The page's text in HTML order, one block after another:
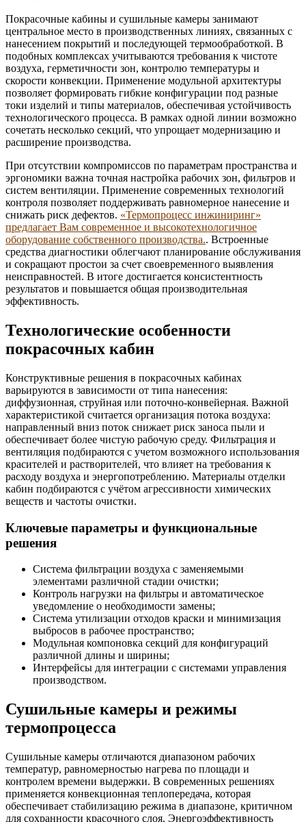
Покрасочные кабины и сушильные камеры занимают
центральное место в производственных линиях, связанных с
нанесением покрытий и последующей термообработкой. В
подобных комплексах учитываются требования к чистоте
воздуха, герметичности зон, контролю температуры и
скорости конвекции. Применение модульной архитектуры
позволяет формировать гибкие конфигурации под разные
токи изделий и типы материалов, обеспечивая устойчивость
технологического процесса. В рамках одной линии возможно
сочетать несколько секций, что упрощает модернизацию и
расширение производства.
При отсутствии компромиссов по параметрам пространства и
эргономики важна точная настройка рабочих зон, фильтров и
систем вентиляции. Применение современных технологий
контроля позволяет поддерживать равномерное нанесение и
снижать риск дефектов. «Термопроцесс инжиниринг»
предлагает Вам современное и высокотехнологичное
оборудование собственного производства.. Встроенные
средства диагностики облегчают планирование обслуживания
и сокращают простои за счет своевременного выявления
неисправностей. В итоге достигается консистентность
результатов и повышается общая производительная
эффективность.
Технологические особенности
покрасочных кабин
Конструктивные решения в покрасочных кабинах
варьируются в зависимости от типа нанесения:
диффузионная, струйная или поточно‑конвейерная. Важной
характеристикой считается организация потока воздуха:
направленный вниз поток снижает риск заноса пыли и
обеспечивает более чистую рабочую среду. Фильтрация и
вентиляция подбираются с учетом возможного использования
красителей и растворителей, что влияет на требования к
расходу воздуха и энергопотреблению. Материалы отделки
кабин подбираются с учётом агрессивности химических
веществ и частоты очистки.
Ключевые параметры и функциональные
решения
Система фильтрации воздуха с заменяемыми
элементами различной стадии очистки;
Контроль нагрузки на фильтры и автоматическое
уведомление о необходимости замены;
Система утилизации отходов краски и минимизация
выбросов в рабочее пространство;
Модульная компоновка секций для конфигураций
различной длины и ширины;
Интерфейсы для интеграции с системами управления
производством.
Сушильные камеры и режимы
термопроцесса
Сушильные камеры отличаются диапазоном рабочих
температур, равномерностью нагрева по площади и
контролем времени выдержки. В современных решениях
применяется конвекционная теплопередача, которая
обеспечивает стабилизацию режима в диапазоне, критичном
для сохранности красочного слоя. Энергоэффективность